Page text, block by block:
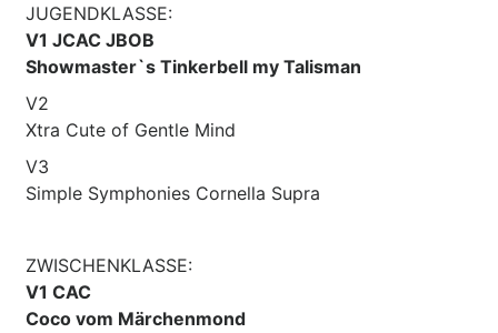
JUGENDKLASSE:
V1 JCAC JBOB
Showmaster`s Tinkerbell my Talisman
V2
Xtra Cute of Gentle Mind
V3
Simple Symphonies Cornella Supra
ZWISCHENKLASSE:
V1 CAC
Coco vom Märchenmond